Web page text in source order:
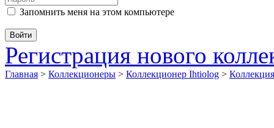
Запомнить меня на этом компьютере
Регистрация нового
Главная > Коллекционеры > Коллекционер Ihtiolog >